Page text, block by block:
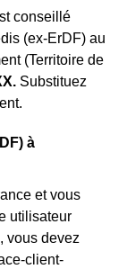
conseillé
(ex-ErDF) au
(Territoire de
Substituez
à
et vous
utilisateur
vous devez
client-